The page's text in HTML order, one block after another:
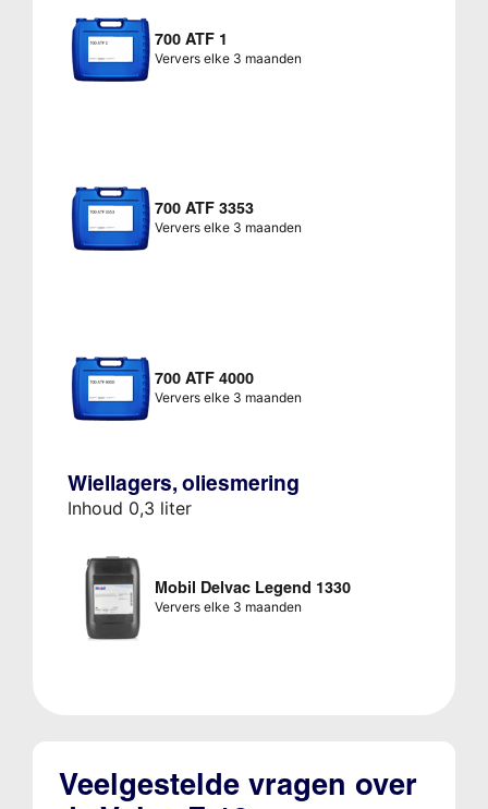
700 ATF 1
Ververs elke 3 maanden
700 ATF 3353
Ververs elke 3 maanden
700 ATF 4000
Ververs elke 3 maanden
Wiellagers, oliesmering
Inhoud 0,3 liter
Mobil Delvac Legend 1330
Ververs elke 3 maanden
Veelgestelde vragen over